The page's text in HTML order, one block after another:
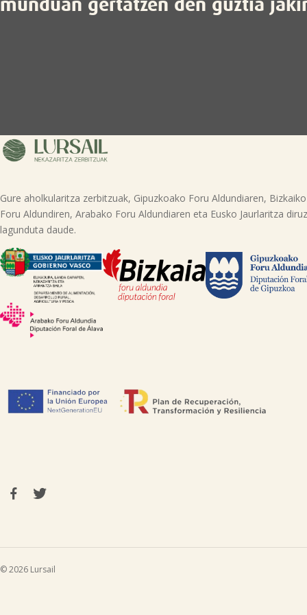
munduan gertatzen den guztia
Gure aholkularitza zerbitzuak, Gipuzkoako Foru Aldundiaren, Bizkaiko
Foru Aldundiren, Arabako Foru Aldundiaren eta Eusko Jaurlaritza
lagunduta daude.
© 2026 Lursail